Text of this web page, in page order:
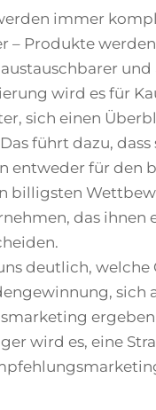
immer
– Produkte werden
wird es für
sich einen
führt dazu, dass
entweder für den
billigsten
das ihnen
deutlich, welche
sich
wird es, eine